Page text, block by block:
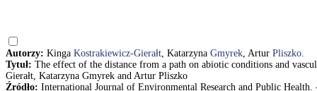
Autorzy: Kinga Kostrakiewicz-Gierałt, Katarzyna Gmyrek, Artur Pliszko.
Tytuł: The effect of the distance from a path on abiotic conditions and
Gierałt, Katarzyna Gmyrek and Artur Pliszko
Źródło: International Journal of Environmental Research and Public